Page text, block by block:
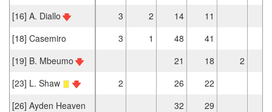
[16] A. Diallo
3 2 14
11
[18] Casemiro
3 1 48 41
[19] B. Mbeumo
21 18 2
[23] L. Shaw
2 26 22
[26] Ayden Heaven
32 29